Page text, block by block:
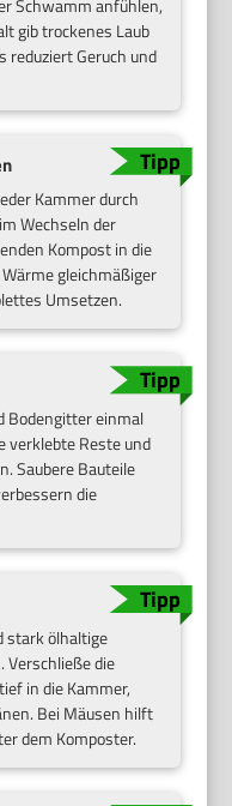
gib trockenes Laub
reduziert Geruch und
Kammer durch
Wechseln der
Kompost in die
gleichmäßiger
Umsetzen.
Bodengitter einmal
verklebte Reste und
Saubere Bauteile
die
stark ölhaltige
Verschließe die
in die Kammer,
Bei Mäusen hilft
dem Komposter.